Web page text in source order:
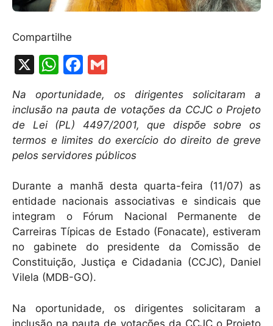
Compartilhe
X
W
at
s
A
p
p
F
c
e
b
o
o
k
ai
l
Na oportunidade, os dirigentes solicitaram a
inclusão na pauta de votações da CCJCo Projeto
de Lei (PL) 4497/2001, que dispõe sobre os
termos e limites do exercício do direito de greve
pelos servidores públicos
Durante a manhã desta quarta-feira (11/07) as
entidade nacionais associativas e sindicais que
integram o Fórum Nacional Permanente de
Carreiras Típicas de Estado (Fonacate), estiveram
no gabinete do presidente da Comissão de
Constituição, Justiça e Cidadania (CCJC), Daniel
Vilela (MDB-GO).
Na oportunidade, os dirigentes solicitaram a
inclusão na pauta de votações da CCJC o Projeto